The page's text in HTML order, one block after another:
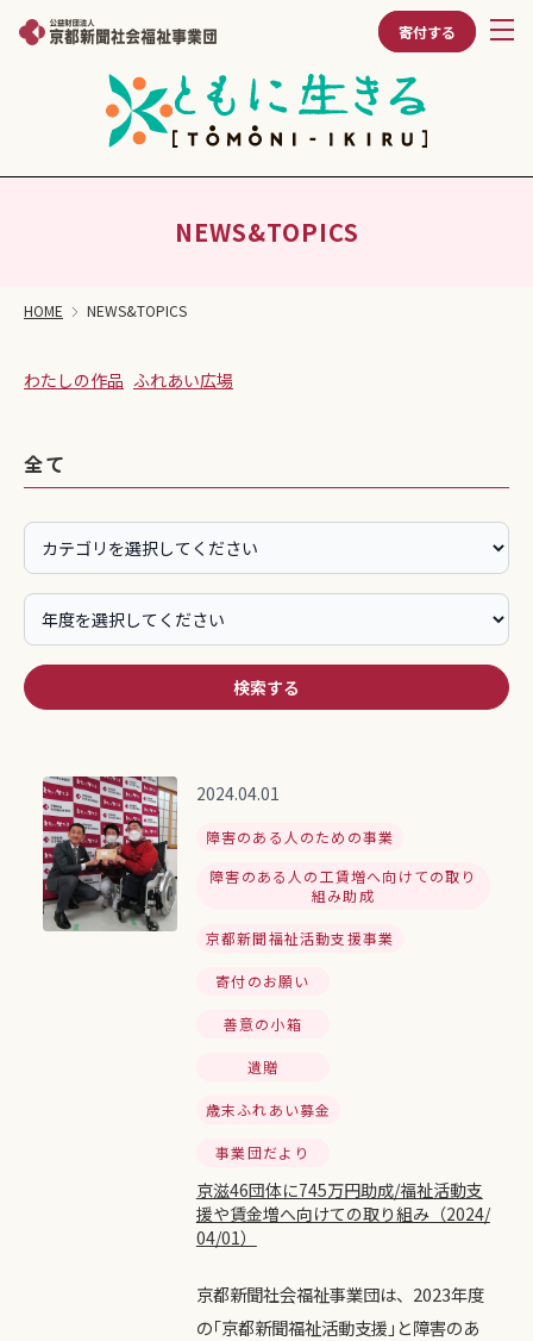
寄付する
NEWS&TOPICS
HOME NEWS&TOPICS
わたしの作品 ふれあい広場
全て
検索する
2024.04.01
障害のある人のための事業
障害のある人の工賃増へ向けての取り
組み助成
京都新聞福祉活動支援事業
寄付のお願い
善意の小箱
遺贈
歳末ふれあい募金
事業団だより
京滋46団体に745万円助成/福祉活動支
援や賃金増へ向けての取り組み（2024/
04/01）
京都新聞社会福祉事業団は、2023年度
の｢京都新聞福祉活動支援｣と障害のあ